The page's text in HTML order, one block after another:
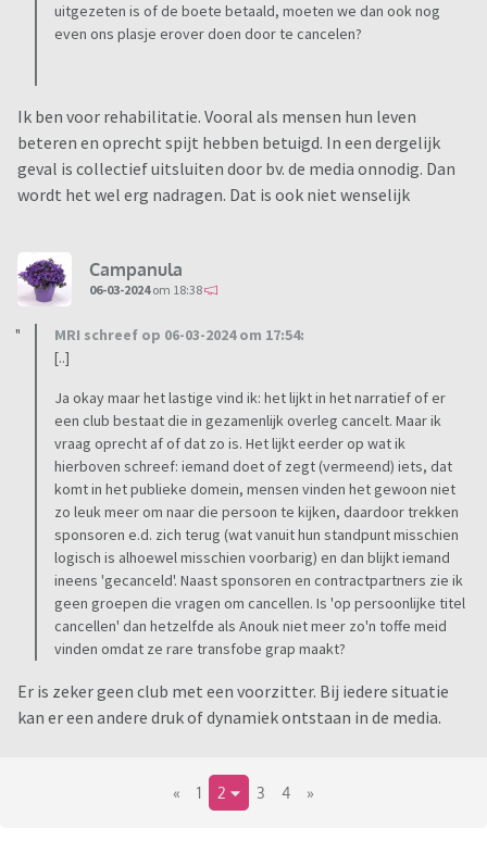
uitgezeten is of de boete betaald, moeten we dan ook nog
even ons plasje erover doen door te cancelen?
Ik ben voor rehabilitatie. Vooral als mensen hun leven
beteren en oprecht spijt hebben betuigd. In een dergelijk
geval is collectief uitsluiten door bv. de media onnodig. Dan
wordt het wel erg nadragen. Dat is ook niet wenselijk
Campanula
06-03-2024om 18:38
MRI schreef op 06-03-2024 om 17:54:
[..]
Ja okay maar het lastige vind ik: het lijkt in het narratief of er
een club bestaat die in gezamenlijk overleg cancelt. Maar ik
vraag oprecht af of dat zo is. Het lijkt eerder op wat ik
hierboven schreef: iemand doet of zegt (vermeend) iets, dat
komt in het publieke domein, mensen vinden het gewoon niet
zo leuk meer om naar die persoon te kijken, daardoor trekken
sponsoren e.d. zich terug (wat vanuit hun standpunt misschien
logisch is alhoewel misschien voorbarig) en dan blijkt iemand
ineens 'gecanceld'. Naast sponsoren en contractpartners zie ik
geen groepen die vragen om cancellen. Is 'op persoonlijke titel
cancellen' dan hetzelfde als Anouk niet meer zo'n toffe meid
vinden omdat ze rare transfobe grap maakt?
Er is zeker geen club met een voorzitter. Bij iedere situatie
kan er een andere druk of dynamiek ontstaan in de media.
« 1 2 3 4 »